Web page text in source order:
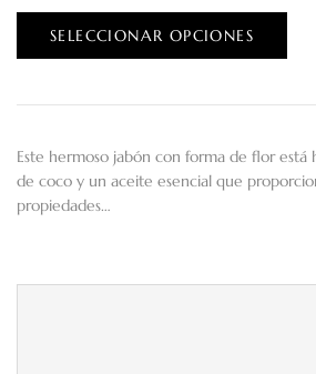
SELECCIONAR OPCIONES
Este hermoso jabón con forma de flor está
de coco y un aceite esencial que
propiedades…